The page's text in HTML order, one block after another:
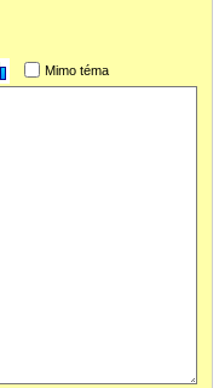
Mimo téma